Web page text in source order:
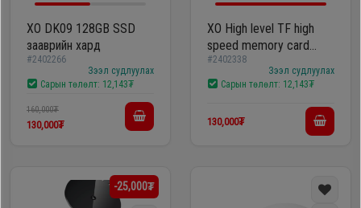
XO DK09 128GB SSD
зааврийн хард
#2402266
Зээл судлуулах
Сарын төлөлт: 12,143₮
160,000₮
130,000₮
XO High level TF high
speed memory card
128GB
#2402338
Зээл судлуулах
Сарын төлөлт: 12,143₮
130,000₮
-25,000₮